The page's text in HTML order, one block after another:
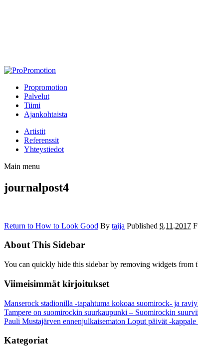
Propromotion
Palvelut
Tiimi
Ajankohtaista
Artistit
Referenssit
Yhteystiedot
Main menu
journalpost4
Return to How to Look Good By taija Published 9.11.2017
About This Sidebar
You can quickly hide this sidebar by removing widgets from
Viimeisimmät kirjoitukset
Manserock stadionilla -tapahtuma kokoaa suomirock- ja
Tampere on suomirockin suurkaupunki – Suomirockin
Pauli Mustajärven ennenjulkaisematon Loput päivät -
Kategoriat